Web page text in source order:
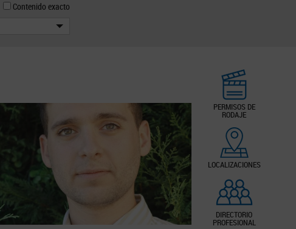
Contenido exacto
PERMISOS DE
RODAJE
LOCALIZACIONES
DIRECTORIO
PROFESIONAL